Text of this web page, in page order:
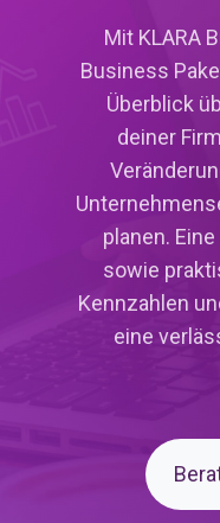
Mit KLARA
Business
Überblick
deiner
planen.
sowie
Kennzahlen
eine